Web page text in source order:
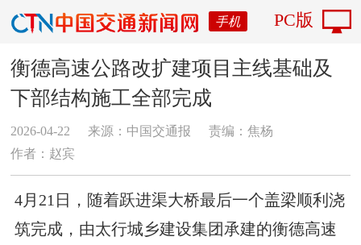
手机 PC版
衡德高速公路改扩建项目主线基础及
下部结构施工全部完成
2026-04-22 来源：中国交通报
责编：焦杨
作者：赵宾
4月21日，随着跃进渠大桥最后一个盖梁顺利浇
筑完成，由太行城乡建设集团承建的衡德高速